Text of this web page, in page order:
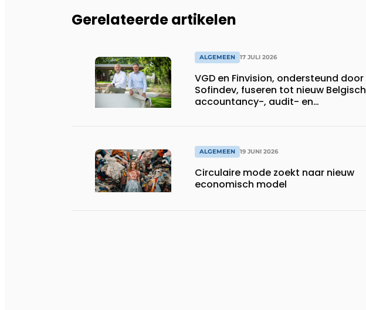
Gerelateerde artikelen
ALGEMEEN 17 JULI 2026
VGD en Finvision, ondersteund door
Sofindev, fuseren tot nieuw Belgisch
accountancy-, audit- en
ALGEMEEN 19 JUNI 2026
Circulaire mode zoekt naar nieuw
economisch model